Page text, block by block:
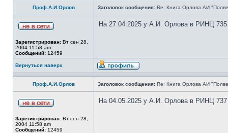
Проф.А.И.Орлов Заголовок сообщения: Re: Книга Орлова АИ
Зарегистрирован: Вт сен 28,
2004 11:58 am
Сообщений: 12459
На 27.04.2025 у А.И. Орлова в РИНЦ 735
Вернуться наверх
Проф.А.И.Орлов Заголовок сообщения: Re: Книга Орлова АИ
Зарегистрирован: Вт сен 28,
2004 11:58 am
Сообщений: 12459
На 04.05.2025 у А.И. Орлова в РИНЦ 737